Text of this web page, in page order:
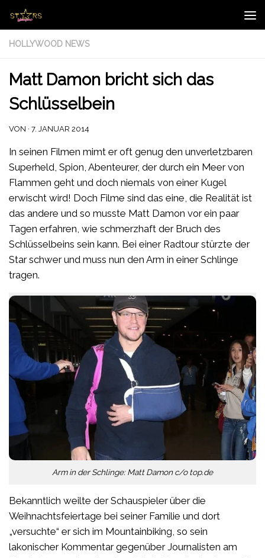
Zum Inhalt springen
HOLLYWOOD NEWS
Matt Damon bricht sich das
Schlüsselbein
VON · 7. JANUAR 2014
In seinen Filmen mimt er oft genug den unverletzbaren
Superheld, Spion, Abenteurer, der durch ein Meer von
Flammen geht und doch niemals von einer Kugel
erwischt wird! Doch Filme sind das eine, die Realität ist
das andere und so musste Matt Damon vor ein paar
Tagen erfahren, wie schmerzhaft der Bruch des
Schlüsselbeins sein kann. Bei einer Radtour stürzte der
Star schwer und muss nun den Arm in einer Schlinge
tragen.
Arm in der Schlinge: Matt Damon c/o top.de
Bekanntlich weilte der Schauspieler über die
Weihnachtsfeiertage bei seiner Familie und dort
„versuchte“ er sich im Mountainbiking, so sein
lakonischer Kommentar gegenüber Journalisten am